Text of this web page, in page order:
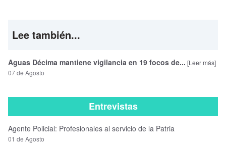
Lee también...
Aguas Décima mantiene vigilancia en 19 focos de... [Leer más]
07 de Agosto
Entrevistas
Agente Policial: Profesionales al servicio de la Patria
01 de Agosto